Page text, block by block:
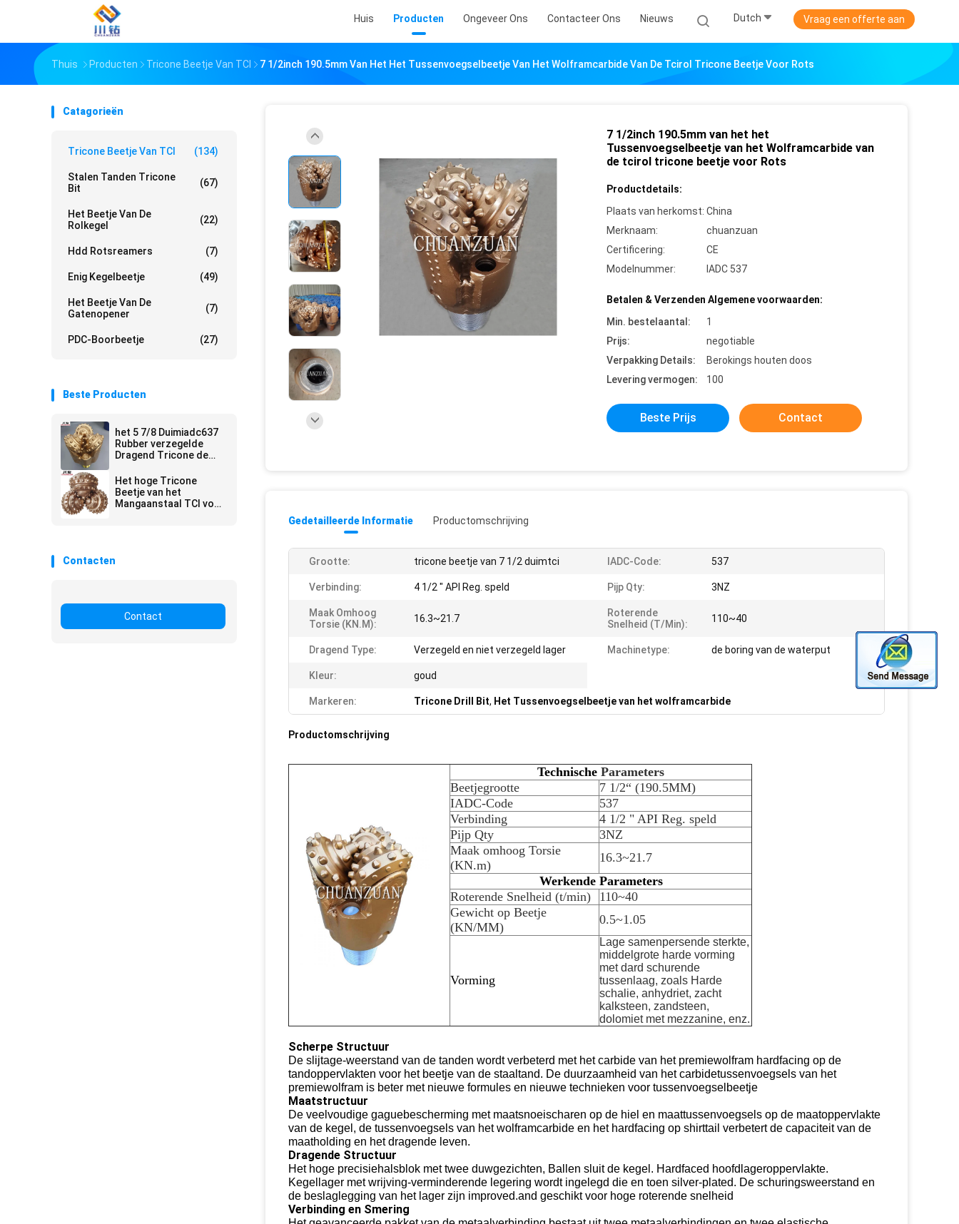
Huis Producten Ongeveer Ons Contacteer Ons Nieuws Dutch Vraag een offerte aan
Thuis Producten Tricone Beetje Van TCI 7 1/2inch 190.5mm Van Het Het Tussenvoegselbeetje Van Het Wolframcarbide Van De Tcirol Tricone Beetje Voor Rots
Catagorieën
Tricone Beetje Van TCI (134)
Stalen Tanden Tricone
Bit
(67)
Het Beetje Van De
Rolkegel
(22)
Hdd Rotsreamers (7)
Enig Kegelbeetje (49)
Het Beetje Van De
Gatenopener
(7)
PDC-Boorbeetje (27)
Beste Producten
het 5 7/8 Duimiadc637
Rubber verzegelde
Dragend Tricone de
voor Harde vorming
goed boren
Het hoge Tricone
Beetje van het
Mangaanstaal TCI voor
Contacten
Contact
7 1/2inch 190.5mm van het het
Tussenvoegselbeetje van het Wolframcarbide van
de tcirol tricone beetje voor Rots
Productdetails:
Plaats van herkomst: China
Merknaam:
chuanzuan
Certificering:
CE
Modelnummer:
IADC 537
Betalen & Verzenden Algemene voorwaarden:
Min. bestelaantal:
1
Prijs:
negotiable
Verpakking Details:
Berokings houten doos
Levering vermogen:
100
Beste Prijs Contact
Gedetailleerde Informatie Productomschrijving
Grootte: tricone beetje van 7 1/2 duimtci IADC-Code: 537
Verbinding: 4 1/2 " API Reg. speld Pijp Qty: 3NZ
Maak Omhoog
Torsie (KN.m):
16.3~21.7
Roterende
Snelheid (t/min):
110~40
Dragend Type: Verzegeld en niet verzegeld lager Machinetype: de boring van de waterput
Kleur: goud
Markeren: Tricone Drill Bit, Het Tussenvoegselbeetje van het wolframcarbide
Productomschrijving
Technische Parameters
Beetjegrootte
7 1/2“ (190.5MM)
IADC-Code
537
Verbinding
4 1/2 " API Reg. speld
Pijp Qty
3NZ
Maak omhoog Torsie
(KN.m)
16.3~21.7
Werkende Parameters
Roterende Snelheid (t/min)
110~40
Gewicht op Beetje
(KN/MM)
0.5~1.05
Vorming
Lage samenpersende sterkte,
middelgrote harde vorming
met dard schurende
tussenlaag, zoals Harde
schalie, anhydriet, zacht
kalksteen, zandsteen,
dolomiet met mezzanine, enz.
Scherpe Structuur
De slijtage-weerstand van de tanden wordt verbeterd met het carbide van het premiewolfram hardfacing op de
tandoppervlakten voor het beetje van de staaltand. De duurzaamheid van het carbidetussenvoegsels van het
premiewolfram is beter met nieuwe formules en nieuwe technieken voor tussenvoegselbeetje
Maatstructuur
De veelvoudige gaguebescherming met maatsnoeischaren op de hiel en maattussenvoegsels op de maatoppervlakte
van de kegel, de tussenvoegsels van het wolframcarbide en het hardfacing op shirttail verbetert de capaciteit van de
maatholding en het dragende leven.
Dragende Structuur
Het hoge precisiehalsblok met twee duwgezichten, Ballen sluit de kegel. Hardfaced hoofdlageroppervlakte.
Kegellager met wrijving-verminderende legering wordt ingelegd die en toen silver-plated. De schuringsweerstand en
de beslaglegging van het lager zijn improved.and geschikt voor hoge roterende snelheid
Verbinding en Smering